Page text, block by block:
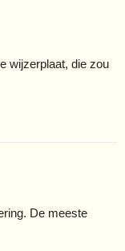
wijzerplaat, die zou
De meeste